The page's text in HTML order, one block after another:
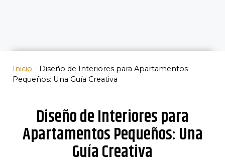
Inicio - Diseño de Interiores para Apartamentos
Pequeños: Una Guía Creativa
Diseño de Interiores para
Apartamentos Pequeños: Una
Guía Creativa